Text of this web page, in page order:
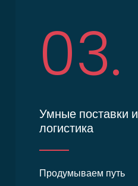
03.
Умные поставки и
логистика
Продумываем путь